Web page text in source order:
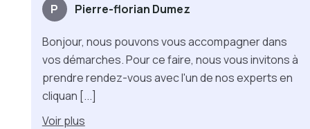
P Pierre-florian Dumez
Bonjour, nous pouvons vous accompagner dans
vos démarches. Pour ce faire, nous vous invitons à
prendre rendez-vous avec l'un de nos experts en
cliquan [...]
Voirplus